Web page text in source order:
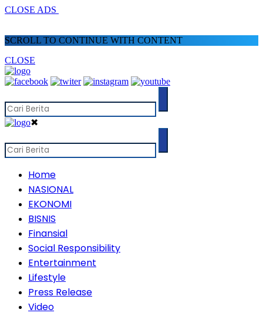
CLOSE ADS
SCROLL TO CONTINUE WITH CONTENT
CLOSE
✖
Home
NASIONAL
EKONOMI
BISNIS
Finansial
Social Responsibility
Entertainment
Lifestyle
Press Release
Video